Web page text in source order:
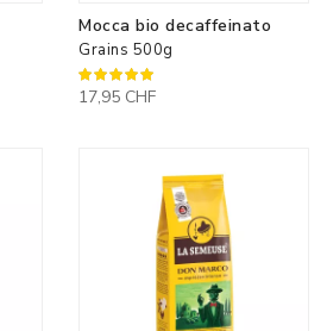
Mocca bio decaffeinato
Grains 500g
100%
17,95 CHF